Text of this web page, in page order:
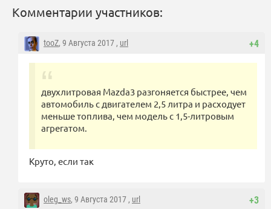
Комментарии участников:
+4
tooZ, 9 Августа 2017 , url
двухлитровая Mazda3 разгоняется быстрее, чем
автомобиль с двигателем 2,5 литра и расходует
меньше топлива, чем модель с 1,5-литровым
агрегатом.
Круто, если так
+3
oleg_ws, 9 Августа 2017 , url